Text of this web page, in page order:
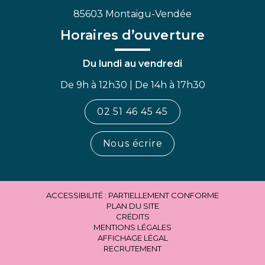
85603 Montaigu-Vendée
Horaires d’ouverture
Du lundi au vendredi
De 9h à 12h30 | De 14h à 17h30
02 51 46 45 45
Nous écrire
ACCESSIBILITÉ : PARTIELLEMENT CONFORME
PLAN DU SITE
CRÉDITS
MENTIONS LÉGALES
AFFICHAGE LÉGAL
RECRUTEMENT